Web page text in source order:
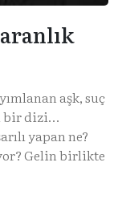
aşk, suç
bir dizi…
yapan ne?
Gelin birlikte